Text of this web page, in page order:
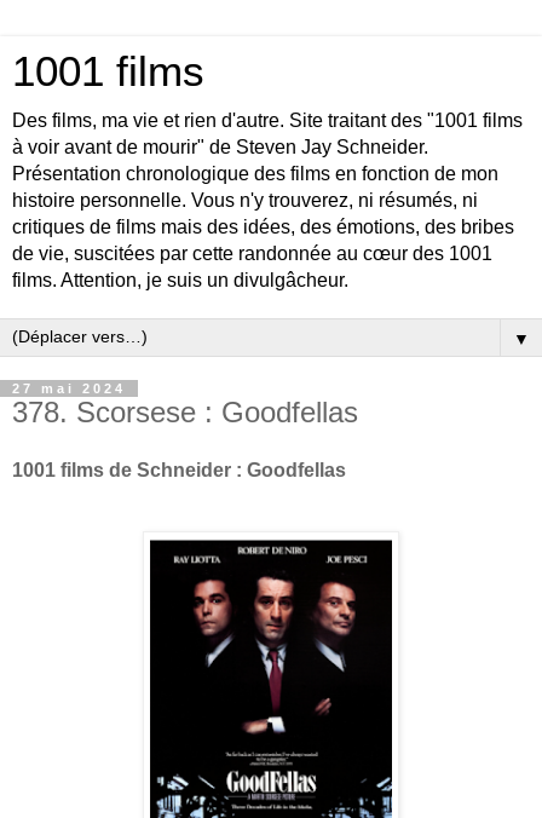
1001 films
Des films, ma vie et rien d'autre. Site traitant des "1001 films
à voir avant de mourir" de Steven Jay Schneider.
Présentation chronologique des films en fonction de mon
histoire personnelle. Vous n'y trouverez, ni résumés, ni
critiques de films mais des idées, des émotions, des bribes
de vie, suscitées par cette randonnée au cœur des 1001
films. Attention, je suis un divulgâcheur.
▼
27 mai 2024
378. Scorsese : Goodfellas
1001 films de Schneider : Goodfellas